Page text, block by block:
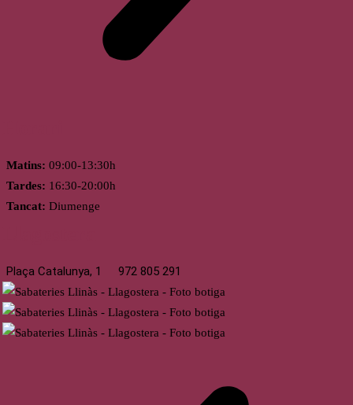
Matins: 09:00-13:30h
Tardes: 16:30-20:00h
Tancat: Diumenge
Plaça Catalunya, 1 972 805 291